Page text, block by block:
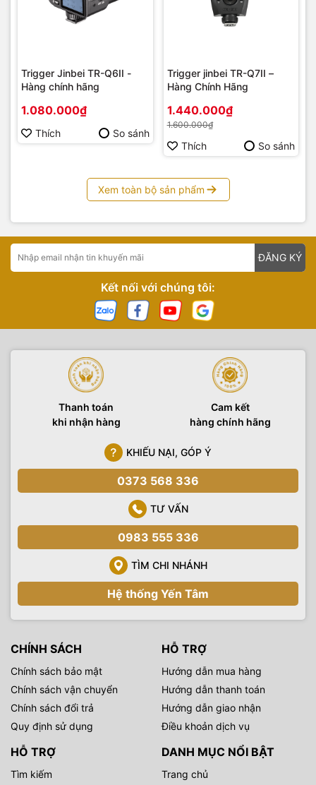
trường quay ảo đến mọi khách hàng có nhu cầu.
Trigger Jinbei TR-Q6II -
Hàng chính hãng
1.080.000₫
Thích So sánh
Trigger jinbei TR-Q7II –
Hàng Chính Hãng
1.440.000₫
1.600.000₫
Thích So sánh
Xem toàn bộ sản phẩm
ĐĂNG KÝ
Kết nối với chúng tôi:
Thanh toán
khi nhận hàng
Cam kết
hàng chính hãng
KHIẾU NẠI, GÓP Ý
0373 568 336
TƯ VẤN
0983 555 336
TÌM CHI NHÁNH
Hệ thống Yến Tâm
CHÍNH SÁCH
Chính sách bảo mật
Chính sách vận chuyển
Chính sách đổi trả
Quy định sử dụng
HỖ TRỢ
Hướng dẫn mua hàng
Hướng dẫn thanh toán
Hướng dẫn giao nhận
Điều khoản dịch vụ
HỖ TRỢ
Tìm kiếm
DANH MỤC NỔI BẬT
Trang chủ